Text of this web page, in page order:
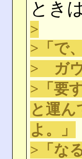
とき
>
>「で
> ガウ
>「要
と運
よ。」
>「な